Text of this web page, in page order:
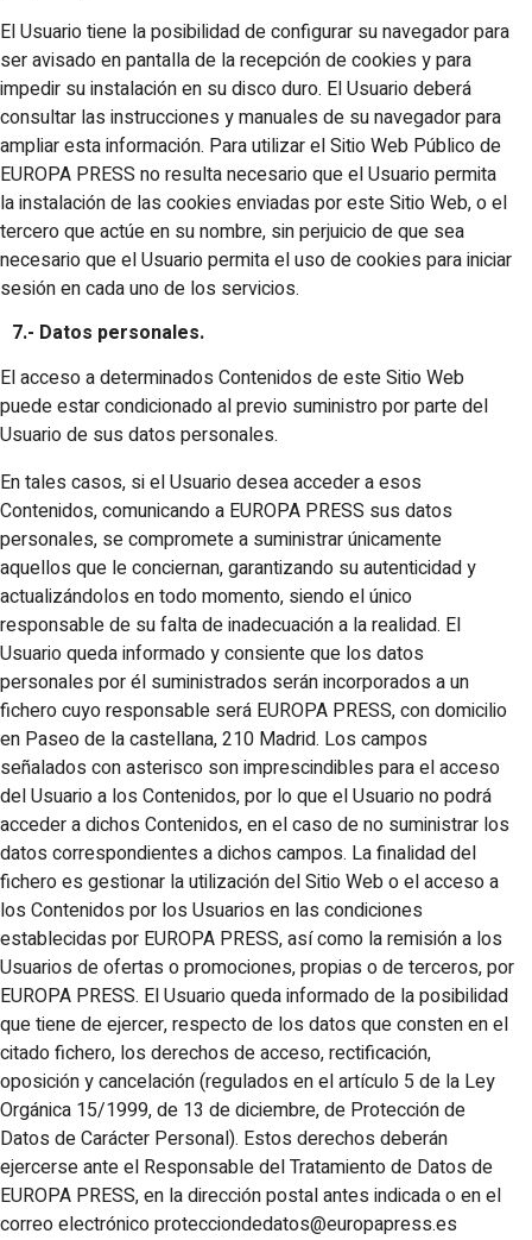
El Usuario tiene la posibilidad de configurar su navegador para
ser avisado en pantalla de la recepción de cookies y para
impedir su instalación en su disco duro. El Usuario deberá
consultar las instrucciones y manuales de su navegador para
ampliar esta información. Para utilizar el Sitio Web Público de
EUROPA PRESS no resulta necesario que el Usuario permita
la instalación de las cookies enviadas por este Sitio Web, o el
tercero que actúe en su nombre, sin perjuicio de que sea
necesario que el Usuario permita el uso de cookies para iniciar
sesión en cada uno de los servicios.
7.- Datos personales.
El acceso a determinados Contenidos de este Sitio Web
puede estar condicionado al previo suministro por parte del
Usuario de sus datos personales.
En tales casos, si el Usuario desea acceder a esos
Contenidos, comunicando a EUROPA PRESS sus datos
personales, se compromete a suministrar únicamente
aquellos que le conciernan, garantizando su autenticidad y
actualizándolos en todo momento, siendo el único
responsable de su falta de inadecuación a la realidad. El
Usuario queda informado y consiente que los datos
personales por él suministrados serán incorporados a un
fichero cuyo responsable será EUROPA PRESS, con domicilio
en Paseo de la castellana, 210 Madrid. Los campos
señalados con asterisco son imprescindibles para el acceso
del Usuario a los Contenidos, por lo que el Usuario no podrá
acceder a dichos Contenidos, en el caso de no suministrar los
datos correspondientes a dichos campos. La finalidad del
fichero es gestionar la utilización del Sitio Web o el acceso a
los Contenidos por los Usuarios en las condiciones
establecidas por EUROPA PRESS, así como la remisión a los
Usuarios de ofertas o promociones, propias o de terceros, por
EUROPA PRESS. El Usuario queda informado de la posibilidad
que tiene de ejercer, respecto de los datos que consten en el
citado fichero, los derechos de acceso, rectificación,
oposición y cancelación (regulados en el artículo 5 de la Ley
Orgánica 15/1999, de 13 de diciembre, de Protección de
Datos de Carácter Personal). Estos derechos deberán
ejercerse ante el Responsable del Tratamiento de Datos de
EUROPA PRESS, en la dirección postal antes indicada o en el
correo electrónico protecciondedatos@europapress.es